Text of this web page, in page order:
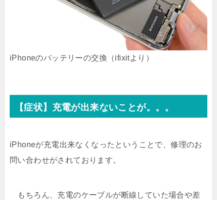
iPhoneのバッテリーの交換（ifixitより）
【症状】充電が出来ないことが。。。
iPhoneが充電出来なくなったということで、修理のお
問い合わせがされております。
もちろん、充電のケーブルが断線していた場合や差